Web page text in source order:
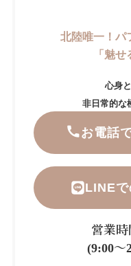
北陸唯一！パ
「魅
心身
非日常的な
お電話
LINEで
営業時
(9:00